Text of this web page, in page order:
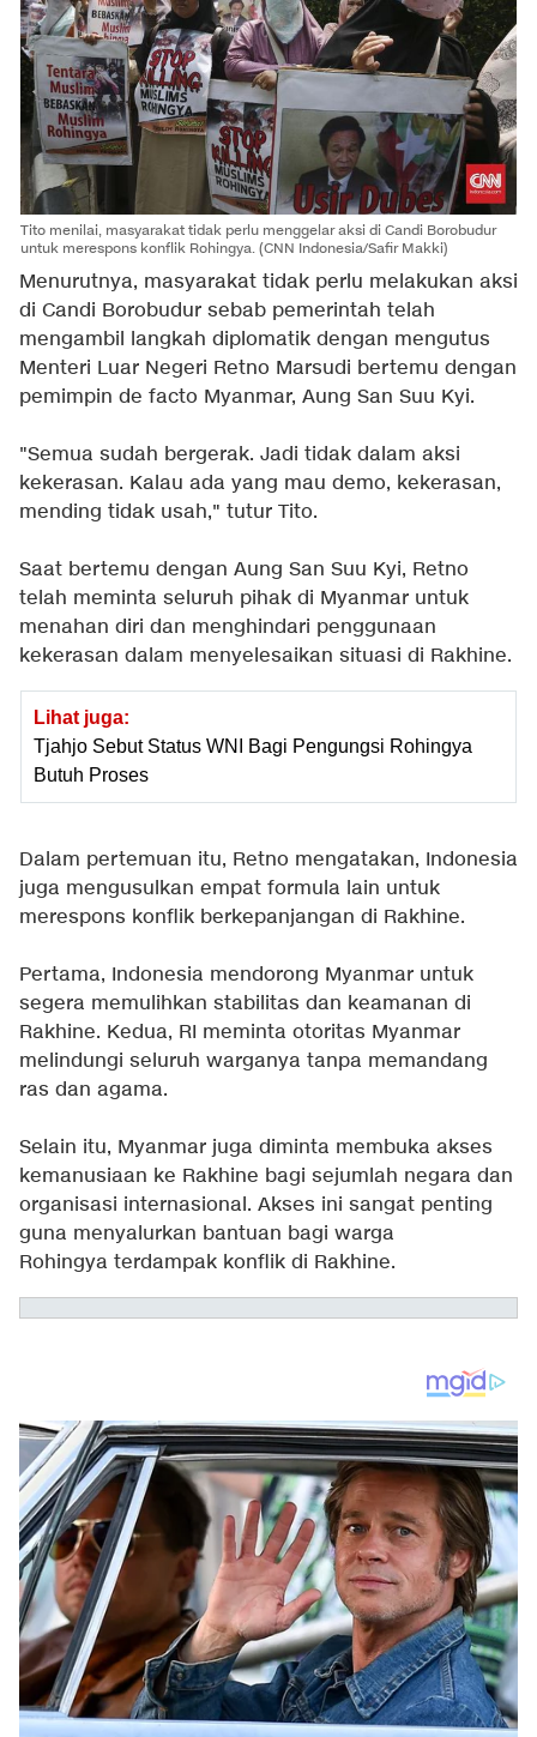
Tito menilai, masyarakat tidak perlu menggelar aksi di Candi Borobudur
untuk merespons konflik Rohingya. (CNN Indonesia/Safir Makki)
Menurutnya, masyarakat tidak perlu melakukan aksi
di Candi Borobudur sebab pemerintah telah
mengambil langkah diplomatik dengan mengutus
Menteri Luar Negeri Retno Marsudi bertemu dengan
pemimpin de facto Myanmar, Aung San Suu Kyi.
"Semua sudah bergerak. Jadi tidak dalam aksi
kekerasan. Kalau ada yang mau demo, kekerasan,
mending tidak usah," tutur Tito.
Saat bertemu dengan Aung San Suu Kyi, Retno
telah meminta seluruh pihak di Myanmar untuk
menahan diri dan menghindari penggunaan
kekerasan dalam menyelesaikan situasi di Rakhine.
Lihat juga:
Tjahjo Sebut Status WNI Bagi Pengungsi Rohingya
Butuh Proses
Dalam pertemuan itu, Retno mengatakan, Indonesia
juga mengusulkan empat formula lain untuk
merespons konflik berkepanjangan di Rakhine.
Pertama, Indonesia mendorong Myanmar untuk
segera memulihkan stabilitas dan keamanan di
Rakhine. Kedua, RI meminta otoritas Myanmar
melindungi seluruh warganya tanpa memandang
ras dan agama.
Selain itu, Myanmar juga diminta membuka akses
kemanusiaan ke Rakhine bagi sejumlah negara dan
organisasi internasional. Akses ini sangat penting
guna menyalurkan bantuan bagi warga
Rohingya terdampak konflik di Rakhine.